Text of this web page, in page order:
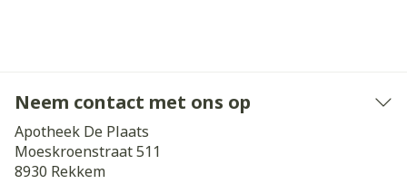
Neem contact met ons op
Apotheek De Plaats
Moeskroenstraat 511
8930 Rekkem